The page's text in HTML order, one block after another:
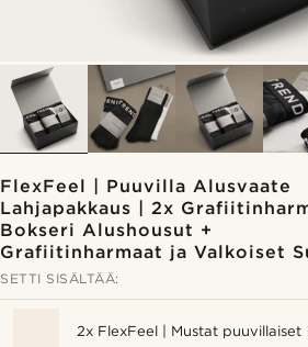
FlexFeel | Puuvilla Alusvaate
Lahjapakkaus | 2x
Bokseri Alushousut +
Grafiitinharmaat ja Valkoiset
SETTI SISÄLTÄÄ:
2x FlexFeel | Mustat puuvillaiset